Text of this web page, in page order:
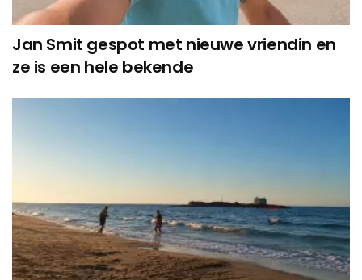
Jan Smit gespot met nieuwe vriendin en
ze is een hele bekende